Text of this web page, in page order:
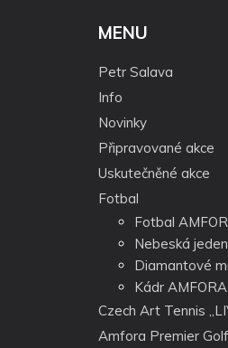
MENU
Petr Salava
Info
Novinky
Připravované akce
Uskutečněné akce
Fotbal
Fotbal
Nebeská
Diamantové
Kádr
Czech Art Tennis
Amfora Premier